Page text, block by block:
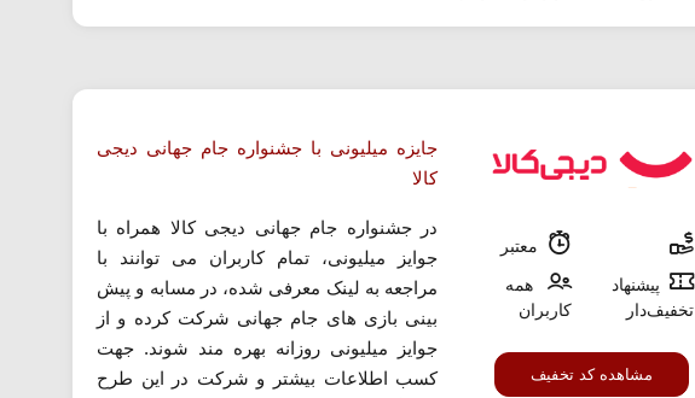
معتبر
پیشنهاد
تخفیف‌دار
همه
کاربران
مشاهده کد تخفیف
جایزه میلیونی با جشنواره جام جهانی دیجی
کالا
در جشنواره جام جهانی دیجی کالا همراه با
جوایز میلیونی، تمام کاربران می توانند با
مراجعه به لینک معرفی شده، در مسابه و پیش
بینی بازی های جام جهانی شرکت کرده و از
جوایز میلیونی روزانه بهره مند شوند. جهت
کسب اطلاعات بیشتر و شرکت در این طرح